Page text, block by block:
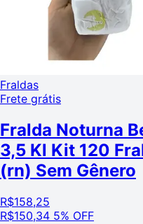
Fraldas
Frete grátis
Fralda Noturna
3,5 Kl Kit 120
(rn) Sem Gênero
R$158,25
R$150,34 5% OFF